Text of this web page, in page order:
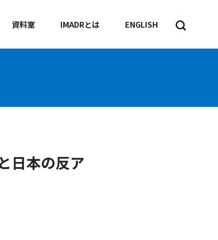
資料室 IMADRとは ENGLISH
日本の反ア